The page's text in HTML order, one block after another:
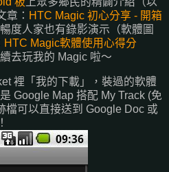
章： HTC Magic 初心分享 - 開箱
度人家也有錄影演示（軟體圖
HTC Magic軟體使用心得分
去玩我的 Magic 啦～
裡「我的下載」，裝過的軟體
Google Map 搭配 My Track (免
檔可以直接送到 Google Doc 或